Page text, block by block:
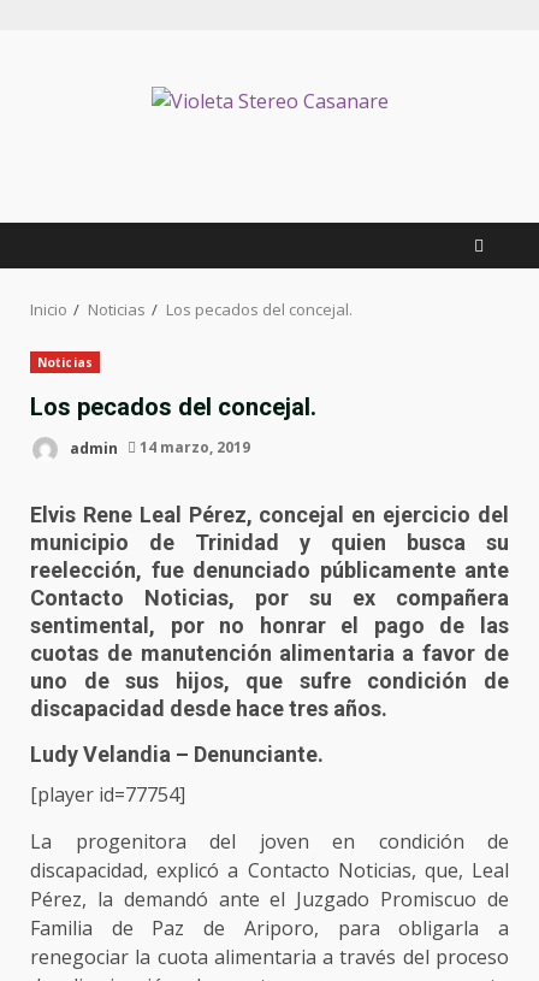
Inicio Noticias Los pecados del concejal.
Noticias
Los pecados del concejal.
admin 14 marzo, 2019
Elvis Rene Leal Pérez, concejal en ejercicio del
municipio de Trinidad y quien busca su
reelección, fue denunciado públicamente ante
Contacto Noticias, por su ex compañera
sentimental, por no honrar el pago de las
cuotas de manutención alimentaria a favor de
uno de sus hijos, que sufre condición de
discapacidad desde hace tres años.
Ludy Velandia – Denunciante.
[player id=77754]
La progenitora del joven en condición de
discapacidad, explicó a Contacto Noticias, que, Leal
Pérez, la demandó ante el Juzgado Promiscuo de
Familia de Paz de Ariporo, para obligarla a
renegociar la cuota alimentaria a través del proceso